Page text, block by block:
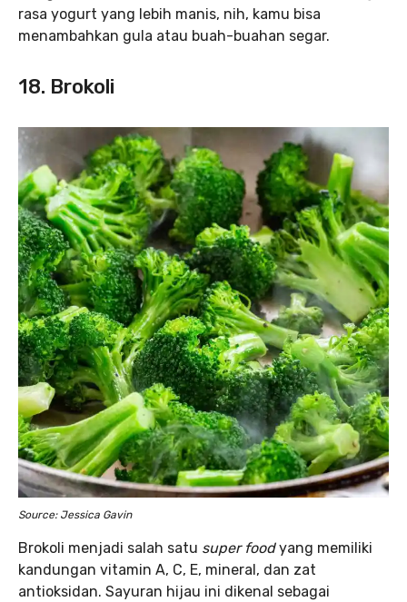
rasa yogurt yang lebih manis, nih, kamu bisa
menambahkan gula atau buah-buahan segar.
18. Brokoli
Source: Jessica Gavin
Brokoli menjadi salah satu super foodyang memiliki
kandungan vitamin A, C, E, mineral, dan zat
antioksidan. Sayuran hijau ini dikenal sebagai